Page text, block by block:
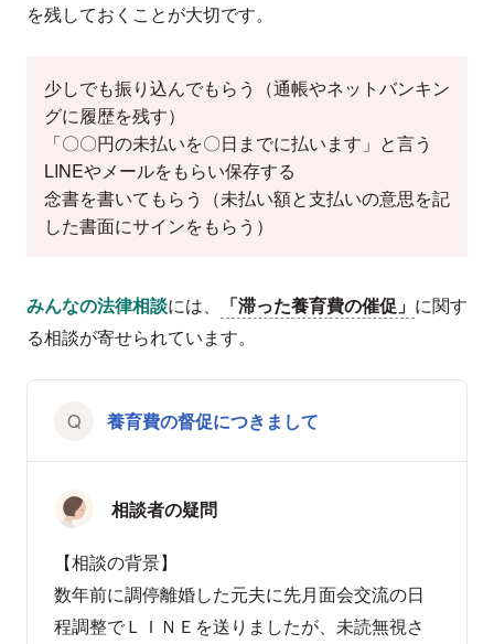
を残しておくことが大切です。
少しでも振り込んでもらう（通帳やネットバンキン
グに履歴を残す）
「〇〇円の未払いを〇日までに払います」と言う
LINEやメールをもらい保存する
念書を書いてもらう（未払い額と支払いの意思を記
した書面にサインをもらう）
みんなの法律相談には、 「滞った養育費の催促」 に関す
る相談が寄せられています。
養育費の督促につきまして
相談者の疑問
【相談の背景】
数年前に調停離婚した元夫に先月面会交流の日
程調整でＬＩＮＥを送りましたが、未読無視さ